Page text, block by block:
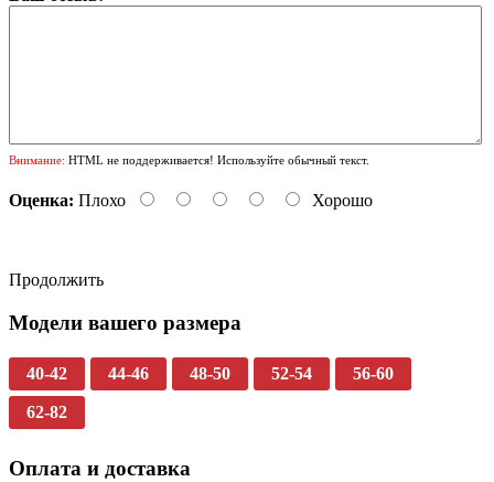
Внимание: HTML не поддерживается! Используйте обычный текст.
Оценка: Плохо Хорошо
Продолжить
Модели вашего размера
40-42 44-46 48-50 52-54 56-60
62-82
Оплата и доставка